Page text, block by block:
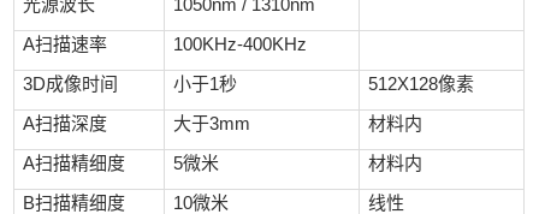
光源波长
1050nm / 1310nm
A扫描速率
100KHz-400KHz
3D成像时间 小于1秒 512X128像素
A扫描深度 大于3mm
材料内
A扫描精细度 5微米
材料内
B扫描精细度 10微米
线性